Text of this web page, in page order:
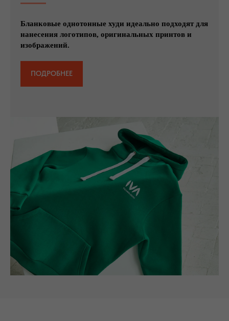
Бланковые однотонные худи идеально подходят для
нанесения логотипов, оригинальных принтов и
изображений.
ПОДРОБНЕЕ